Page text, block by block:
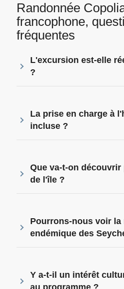
Randonnée
francophone,
fréquentes
L'excursion est-elle
?
La prise en charge à
incluse ?
Que va-t-on
de l'île ?
Pourrons-nous voir la
endémique des
Y a-t-il un intérêt